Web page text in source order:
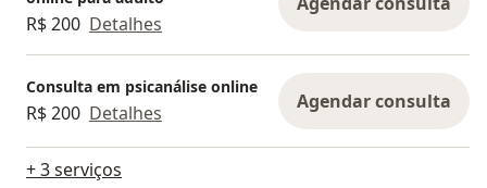
R$ 200 Detalhes
Consulta em psicanálise online
R$ 200 Detalhes Agendar consulta
+ 3 serviços